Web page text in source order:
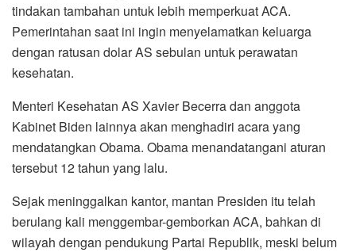
tindakan tambahan untuk lebih memperkuat ACA.
Pemerintahan saat ini ingin menyelamatkan keluarga
dengan ratusan dolar AS sebulan untuk perawatan
kesehatan.
Menteri Kesehatan AS Xavier Becerra dan anggota
Kabinet Biden lainnya akan menghadiri acara yang
mendatangkan Obama. Obama menandatangani aturan
tersebut 12 tahun yang lalu.
Sejak meninggalkan kantor, mantan Presiden itu telah
berulang kali menggembar-gemborkan ACA, bahkan di
wilayah dengan pendukung Partai Republik, meski belum